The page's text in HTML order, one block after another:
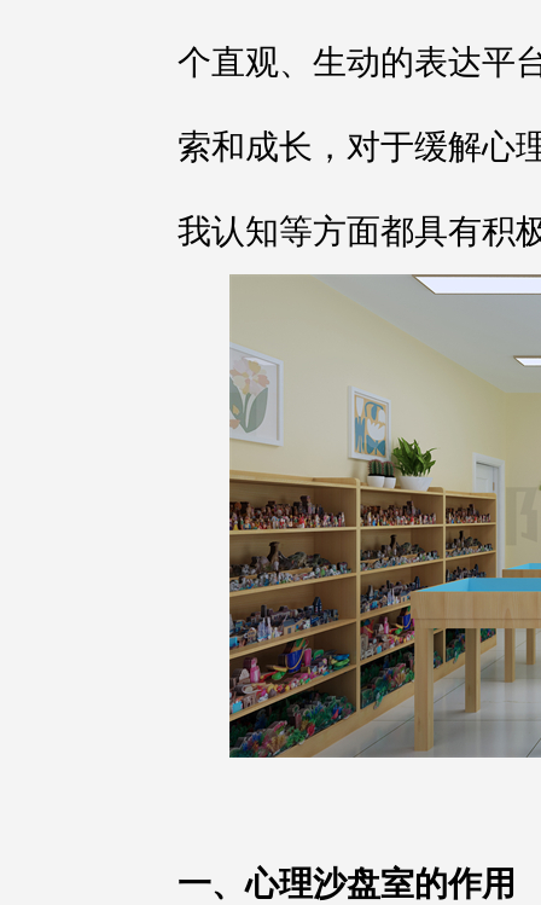
个直观、生动的表达平
索和成长，对于缓解心
我认知等方面都具有积
一、心理沙盘室的作用